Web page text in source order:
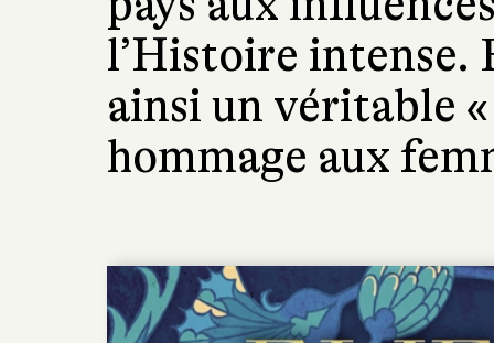
l’Histoire intense.
ainsi un véritable
hommage aux